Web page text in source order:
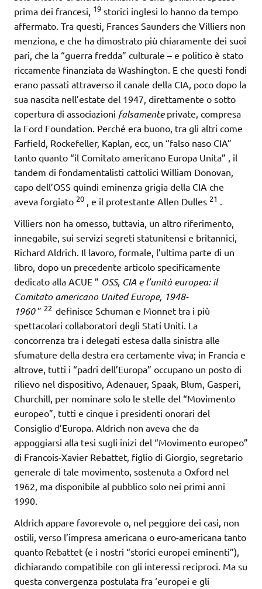
prima dei francesi, 19 storici inglesi lo hanno da tempo
affermato. Tra questi, Frances Saunders che Villiers non
menziona, e che ha dimostrato più chiaramente dei suoi
pari, che la “guerra fredda” culturale – e politico è stato
riccamente finanziata da Washington. E che questi fondi
erano passati attraverso il canale della CIA, poco dopo la
sua nascita nell’estate del 1947, direttamente o sotto
copertura di associazioni falsamente private, compresa
la Ford Foundation. Perché era buono, tra gli altri come
Farfield, Rockefeller, Kaplan, ecc, un “falso naso CIA”
tanto quanto “il Comitato americano Europa Unita” , il
tandem di fondamentalisti cattolici William Donovan,
capo dell’OSS quindi eminenza grigia della CIA che
aveva forgiato 20 , e il protestante Allen Dulles 21 .
Villiers non ha omesso, tuttavia, un altro riferimento,
innegabile, sui servizi segreti statunitensi e britannici,
Richard Aldrich. Il lavoro, formale, l’ultima parte di un
libro, dopo un precedente articolo specificamente
dedicato alla ACUE ” OSS, CIA e l’unità europea: il
Comitato americano United Europe, 1948-
1960” 22 definisce Schuman e Monnet tra i più
spettacolari collaboratori degli Stati Uniti. La
concorrenza tra i delegati estesa dalla sinistra alle
sfumature della destra era certamente viva; in Francia e
altrove, tutti i “padri dell’Europa” occupano un posto di
rilievo nel dispositivo, Adenauer, Spaak, Blum, Gasperi,
Churchill, per nominare solo le stelle del “Movimento
europeo”, tutti e cinque i presidenti onorari del
Consiglio d’Europa. Aldrich non aveva che da
appoggiarsi alla tesi sugli inizi del “Movimento europeo”
di Francois-Xavier Rebattet, figlio di Giorgio, segretario
generale di tale movimento, sostenuta a Oxford nel
1962, ma disponibile al pubblico solo nei primi anni
1990.
Aldrich appare favorevole o, nel peggiore dei casi, non
ostili, verso l’impresa americana o euro-americana tanto
quanto Rebattet (e i nostri “storici europei eminenti”),
dichiarando compatibile con gli interessi reciproci. Ma su
questa convergenza postulata fra ‘europei e gli